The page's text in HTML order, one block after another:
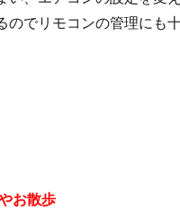
のでリモコンの管理にも
お散歩